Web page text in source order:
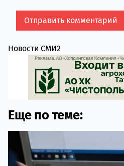
Новости СМИ2
Еще по теме: